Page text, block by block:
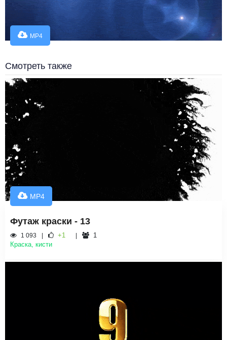
MP4
Смотреть также
MP4
Футаж краски - 13
1 093 +1
1
Краска, кисти